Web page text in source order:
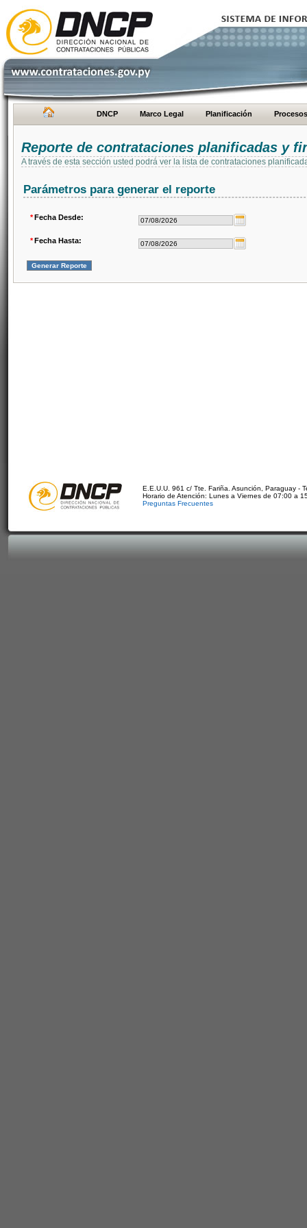
DNCP Marco Legal Planificación Procesos
Reporte de contrataciones planificadas y
A través de esta sección usted podrá ver la lista de contrataciones
Parámetros para generar el reporte
*Fecha Desde:
*Fecha Hasta:
E.E.U.U. 961 c/ Tte. Fariña. Asunción, Paraguay -
Horario de Atención: Lunes a Viernes de 07:00 a
Preguntas Frecuentes